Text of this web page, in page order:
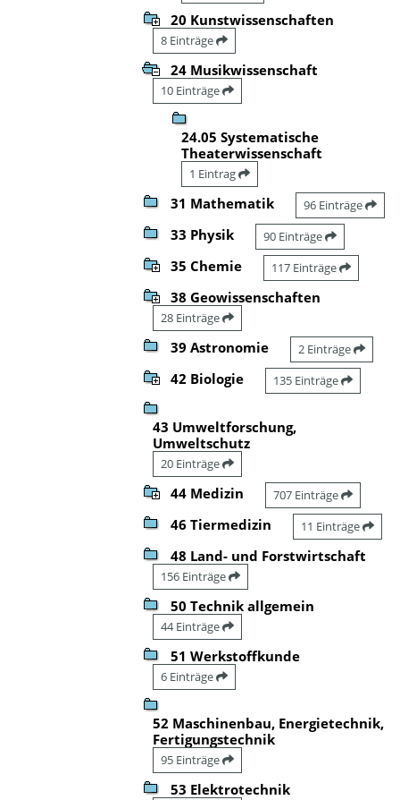
20 Kunstwissenschaften
8 Einträge
24 Musikwissenschaft
10 Einträge
24.05 Systematische
Theaterwissenschaft
1 Eintrag
31 Mathematik 96 Einträge
33 Physik 90 Einträge
35 Chemie 117 Einträge
38 Geowissenschaften
28 Einträge
39 Astronomie 2 Einträge
42 Biologie 135 Einträge
43 Umweltforschung,
Umweltschutz
20 Einträge
44 Medizin 707 Einträge
46 Tiermedizin 11 Einträge
48 Land- und Forstwirtschaft
156 Einträge
50 Technik allgemein
44 Einträge
51 Werkstoffkunde
6 Einträge
52 Maschinenbau, Energietechnik,
Fertigungstechnik
95 Einträge
53 Elektrotechnik